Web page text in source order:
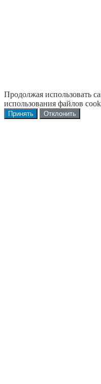
Продолжая использовать
использования файлов
Принять Отклонить